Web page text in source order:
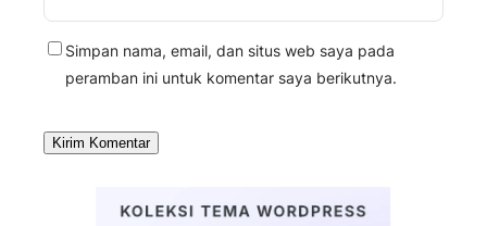
Simpan nama, email, dan situs web saya pada
peramban ini untuk komentar saya berikutnya.